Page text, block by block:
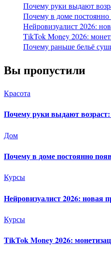
Почему руки выдают
Почему в доме
Нейровизуалист 2026:
TikTok Money 2026:
Почему раньше бельё
Вы пропустили
Красота
Почему руки выдают
Дом
Почему в доме постоянно
Курсы
Нейровизуалист 2026: новая
Курсы
TikTok Money 2026: